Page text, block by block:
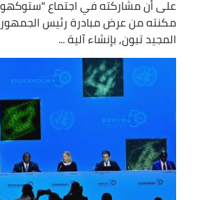
مكنته من عرض مبادرة رئيس
المجيد تبون, بإنشاء آلية ...